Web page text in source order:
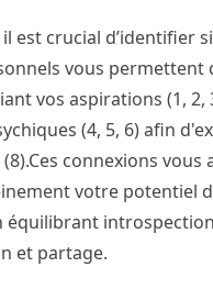
est crucial d’identifier
vous permettent
vos aspirations (1, 2,
(4, 5, 6) afin
connexions vous
votre potentiel
équilibrant
et partage.